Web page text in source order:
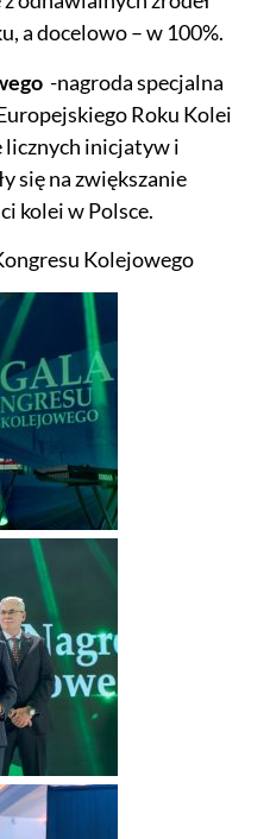
a docelowo – w 100%.
-nagroda specjalna
Roku Kolei
licznych inicjatyw i
się na zwiększanie
kolei w Polsce.
Kolejowego